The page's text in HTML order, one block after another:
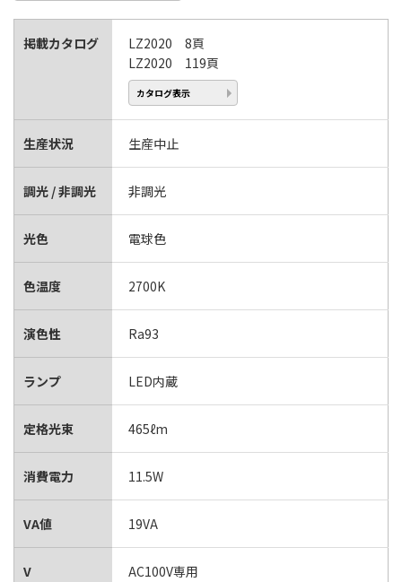
掲載カタログ
LZ2020 8頁
LZ2020 119頁
カタログ表示
生産状況 生産中止
調光 / 非調光 非調光
光色 電球色
色温度 2700K
演色性 Ra93
ランプ LED内蔵
定格光束 465ℓm
消費電力 11.5W
VA値 19VA
V AC100V専用